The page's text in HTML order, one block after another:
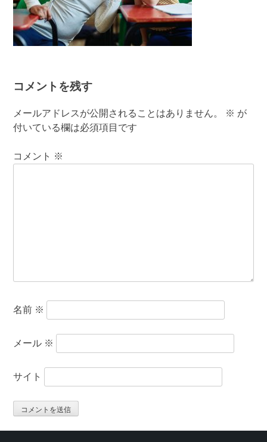
コメントを残す
メールアドレスが公開されることはありません。 ※ が
付いている欄は必須項目です
コメント ※
名前 ※
メール ※
サイト